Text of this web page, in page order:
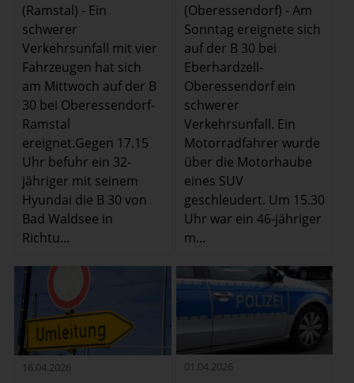
(Ramstal) - Ein
schwerer
Verkehrsunfall mit vier
Fahrzeugen hat sich
am Mittwoch auf der B
30 bei Oberessendorf-
Ramstal
ereignet.Gegen 17.15
Uhr befuhr ein 32-
jähriger mit seinem
Hyundai die B 30 von
Bad Waldsee in
Richtu...
(Oberessendorf) - Am
Sonntag ereignete sich
auf der B 30 bei
Eberhardzell-
Oberessendorf ein
schwerer
Verkehrsunfall. Ein
Motorradfahrer wurde
über die Motorhaube
eines SUV
geschleudert. Um 15.30
Uhr war ein 46-jähriger
m...
16.04.2026 01.04.2026